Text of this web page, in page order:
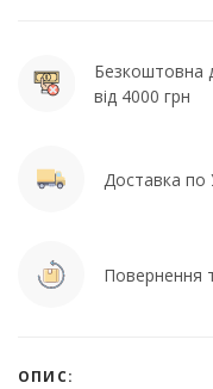
Безкоштовна
від 4000 грн
Доставка по
Повернення
ОПИС: